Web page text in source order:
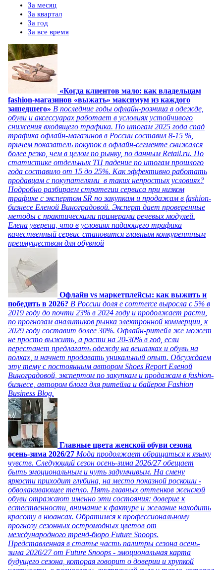
За месяц
За квартал
За год
За все время
«Когда клиентов мало: как владельцам
fashion-магазинов «выжать» максимум из каждого
зашедшего» В последние годы офлайн-розница в одежде,
обуви и аксессуарах работает в условиях устойчивого
снижения входящего трафика. По итогам 2025 года спад
трафика офлайн-магазинов в России составил 8-15 %,
причем показатель покупок в офлайн-сегменте снижался
более резко, чем в целом по рынку, по данным Retail.ru. По
статистике отдельных ТЦ падение по итогам прошлого
года составило от 15 до 25%. Как эффективно работать
продавцам с покупателями в таких непростых условиях?
Подробно разбираем стратегии сервиса при низком
трафике с экспертом SR по закупкам и продажам в fashion-
бизнесе Еленой Виноградовой. Эксперт дает проверенные
методы с практическими примерами речевых модулей.
Елена уверена, что в условиях падающего трафика
качественный сервис становится главным конкурентным
преимуществом для обувной
Офлайн vs маркетплейсы: как выжить и
победить в 2026? В России доля e commerce выросла с 5% в
2019 году до почти 23% в 2024 году и продолжает расти,
по прогнозам аналитиков рынка электронной коммерции, к
2029 году составит более 30%. Офлайн-ритейл же может
не просто выжить, а расти на 20-30% в год, если
перестанет предлагать одежду на вешалках и обувь на
полках, и начнет продавать уникальный опыт. Обсуждаем
эту тему с постоянным автором Shoes Report Еленой
Виноградовой, экспертом по закупкам и продажам в fashion-
бизнесе, автором блога для ритейла и байеров Fashion
Business Blog.
Главные цвета женской обуви сезона
осень-зима 2026/27 Мода продолжает обращаться к языку
чувств. Следующий сезон осень-зима 2026/27 обещает
быть эмоциональным и чуть задумчивым. На смену
яркости приходит глубина, на место показной роскоши -
обволакивающее тепло. Пять главных оттенков женской
обуви отражают именно эти состояния: доверие к
естественности, внимание к фактуре и желание находить
красоту в нюансах. Обратимся к профессиональному
прогнозу сезонных остромодных цветов от
международного тренд-бюро Future Snoops.
Представленная в статье часть палитры сезона осень-
зима 2026/27 от Future Snoops - эмоциональная карта
будущего сезона, которая говорит о доверии и хрупкой